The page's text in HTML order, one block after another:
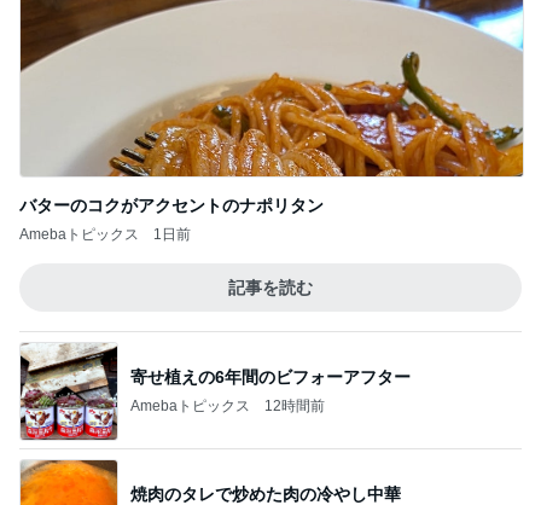
バターのコクがアクセントのナポリタン
Amebaトピックス 1日前
記事を読む
寄せ植えの6年間のビフォーアフター
Amebaトピックス 12時間前
焼肉のタレで炒めた肉の冷やし中華